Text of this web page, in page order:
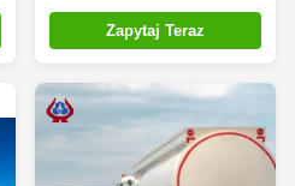
13A Metoda
eksperymentalna
Zapytaj Teraz